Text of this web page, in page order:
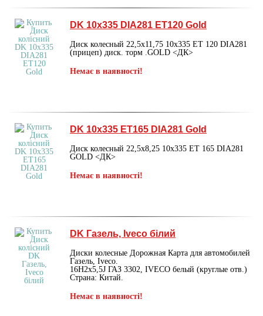
DK 10х335 DIA281 ET120 Gold
Диск колесный 22,5х11,75 10х335 ET 120 DIA281
(прицеп) диск. торм .GOLD <ДК>
Немає в наявності!
DK 10х335 ET165 DIA281 Gold
Диск колесный 22,5х8,25 10х335 ET 165 DIA281
GOLD <ДК>
Немає в наявності!
DK Газель, Iveco білий
Диски колесные Дорожная Карта для автомобилей
Газель, Iveco.
16H2х5,5J ГАЗ 3302, IVECO белый (круглые отв.)
Страна: Китай.
Немає в наявності!